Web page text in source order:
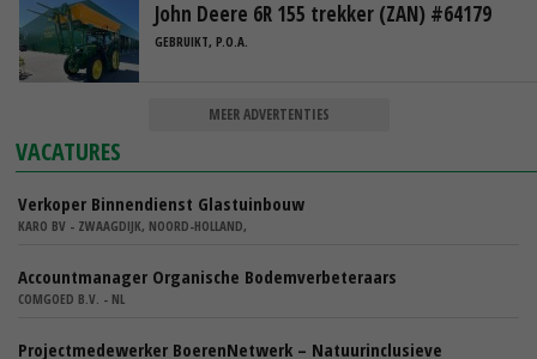
John Deere 6R 155 trekker (ZAN) #64179
GEBRUIKT, P.O.A.
MEER ADVERTENTIES
VACATURES
Verkoper Binnendienst Glastuinbouw
KARO BV - ZWAAGDIJK, NOORD-HOLLAND,
Accountmanager Organische Bodemverbeteraars
COMGOED B.V. - NL
Projectmedewerker BoerenNetwerk – Natuurinclusieve